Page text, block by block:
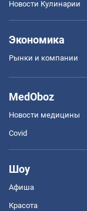
Новости Кулинарии
Экономика
Рынки и компании
MedOboz
Новости медицины
Covid
Шоу
Афиша
Красота